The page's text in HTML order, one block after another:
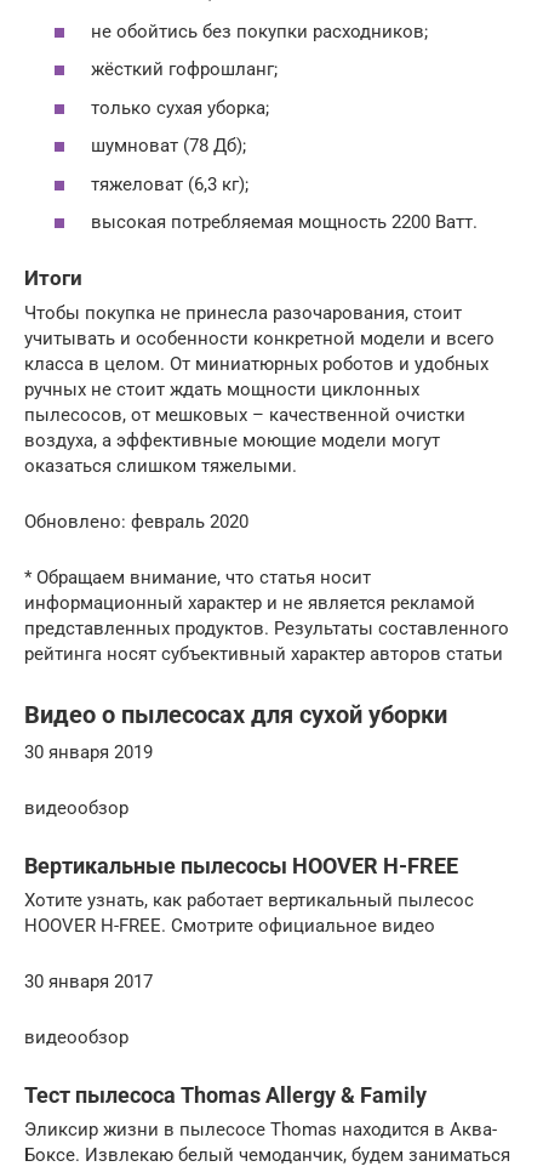
не обойтись без покупки расходников;
жёсткий гофрошланг;
только сухая уборка;
шумноват (78 Дб);
тяжеловат (6,3 кг);
высокая потребляемая мощность 2200 Ватт.
Итоги
Чтобы покупка не принесла разочарования, стоит
учитывать и особенности конкретной модели и всего
класса в целом. От миниатюрных роботов и удобных
ручных не стоит ждать мощности циклонных
пылесосов, от мешковых – качественной очистки
воздуха, а эффективные моющие модели могут
оказаться слишком тяжелыми.
Обновлено: февраль 2020
* Обращаем внимание, что статья носит
информационный характер и не является рекламой
представленных продуктов. Результаты составленного
рейтинга носят субъективный характер авторов статьи
Видео о пылесосах для сухой уборки
30 января 2019
видеообзор
Вертикальные пылесосы HOOVER H-FREE
Хотите узнать, как работает вертикальный пылесос
HOOVER H-FREE. Смотрите официальное видео
30 января 2017
видеообзор
Тест пылесоса Thomas Allergy & Family
Эликсир жизни в пылесосе Thomas находится в Аква-
Боксе. Извлекаю белый чемоданчик, будем заниматься